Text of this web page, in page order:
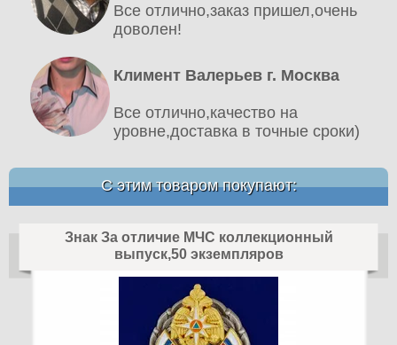
Все отлично,заказ пришел,очень
доволен!
Климент Валерьев г. Москва
Все отлично,качество на
уровне,доставка в точные сроки)
С этим товаром покупают:
Знак За отличие МЧС коллекционный
выпуск,50 экземпляров